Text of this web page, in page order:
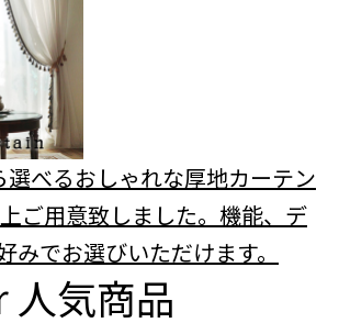
選べるおしゃれな厚地カーテン
ご用意致しました。機能、デ
みでお選びいただけます。
人気商品